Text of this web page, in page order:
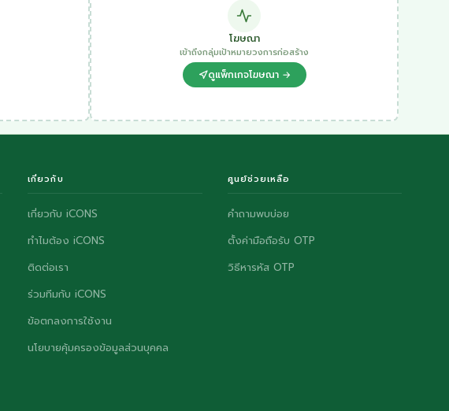
โฆษณา
เข้าถึงกลุ่มเป้าหมายวงการก่อสร้าง
ดูแพ็กเกจโฆษณา →
เกี่ยวกับ
เกี่ยวกับ iCONS
ทำไมต้อง iCONS
ติดต่อเรา
ร่วมทีมกับ iCONS
ข้อตกลงการใช้งาน
นโยบายคุ้มครองข้อมูลส่วนบุคคล
ศูนย์ช่วยเหลือ
คำถามพบบ่อย
ตั้งค่ามือถือรับ OTP
วิธีหารหัส OTP